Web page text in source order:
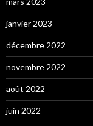
janvier 2023
décembre 2022
novembre 2022
août 2022
juin 2022